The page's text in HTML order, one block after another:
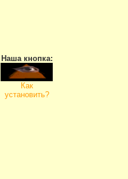
Наша кнопка:
Как
установить?